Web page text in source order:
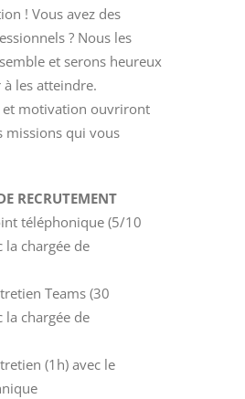
! Vous avez des
? Nous les
et serons heureux
les atteindre.
et motivation ouvriront
missions qui vous
RECRUTEMENT
téléphonique (5/10
la chargée de
Teams (30
la chargée de
(1h) avec le